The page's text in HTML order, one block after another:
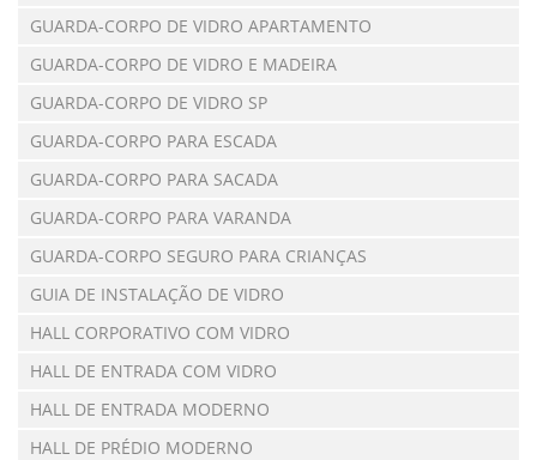
GUARDA-CORPO DE VIDRO APARTAMENTO
GUARDA-CORPO DE VIDRO E MADEIRA
GUARDA-CORPO DE VIDRO SP
GUARDA-CORPO PARA ESCADA
GUARDA-CORPO PARA SACADA
GUARDA-CORPO PARA VARANDA
GUARDA-CORPO SEGURO PARA CRIANÇAS
GUIA DE INSTALAÇÃO DE VIDRO
HALL CORPORATIVO COM VIDRO
HALL DE ENTRADA COM VIDRO
HALL DE ENTRADA MODERNO
HALL DE PRÉDIO MODERNO